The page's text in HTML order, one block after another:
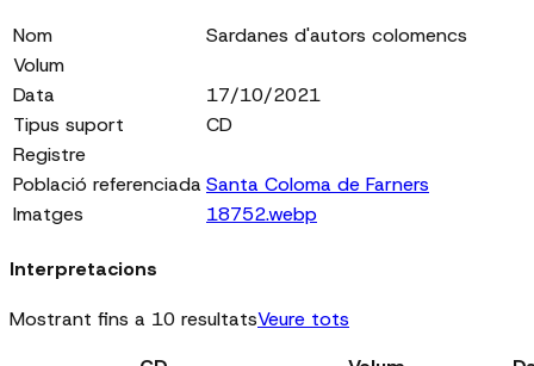
Nom
Sardanes d'autors colomencs
Volum
Data
17/10/2021
Tipus suport
CD
Registre
Població referenciada Santa Coloma de Farners
Imatges
18752.webp
Interpretacions
Mostrant fins a 10 resultatsVeure tots